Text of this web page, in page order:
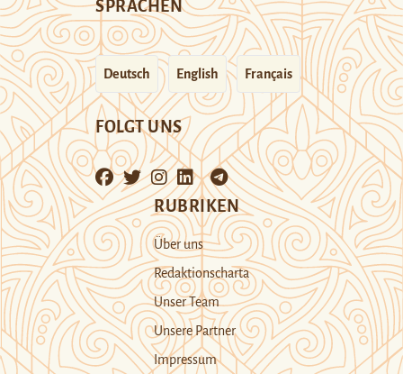
SPRACHEN
Deutsch English Français
FOLGT UNS
RUBRIKEN
Über uns
Redaktionscharta
Unser Team
Unsere Partner
Impressum